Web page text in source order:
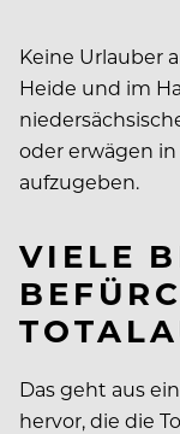
Keine Urlauber
Heide und im
oder erwägen
aufzugeben.
VIELE
Das geht aus
hervor, die die